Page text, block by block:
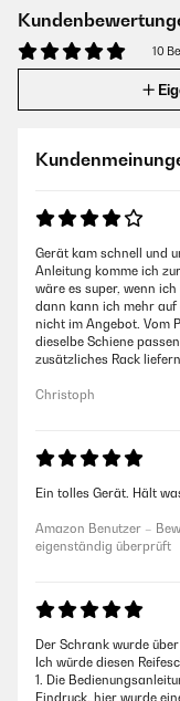
10
Gerät kam schnell und
Anleitung komme ich
wäre es super, wenn
dann kann ich mehr auf
nicht im Angebot. Vom
dieselbe Schiene
zusätzliches Rack
Christoph
Ein tolles Gerät. Hält
Amazon Benutzer –
eigenständig überprüft
Der Schrank wurde
Ich würde diesen
1. Die
Eindruck, hier wurde